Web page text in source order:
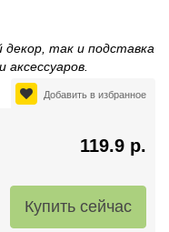
декор, так и подставка
аксессуаров.
Добавить в избранное
119.9 р.